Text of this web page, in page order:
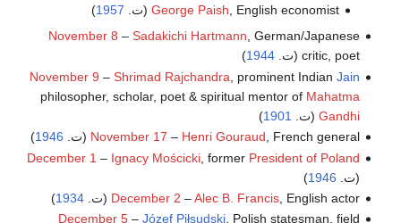
George Paish, English economist (ت. 1957
)
November 8 – Sadakichi Hartmann, German/Japanese
critic, poet (ت.
1944
)
November 9 – Shrimad Rajchandra , prominent Indian Jain
philosopher, scholar, poet & spiritual mentor of Mahatma
Gandhi (ت. 1901
)
November 17 – Henri Gouraud , French general (ت. 1946
)
December 1 – Ignacy Mościcki, former President of Poland
(ت. 1946
)
December 2 –Alec B. Francis, English actor (ت. 1934
)
December 5– Józef Piłsudski, Polish statesman, field